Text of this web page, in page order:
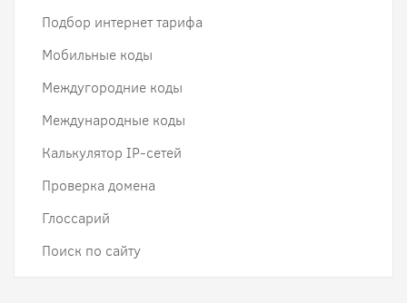
Подбор интернет тарифа
Мобильные коды
Междугородние коды
Международные коды
Калькулятор IP-сетей
Проверка домена
Глоссарий
Поиск по сайту